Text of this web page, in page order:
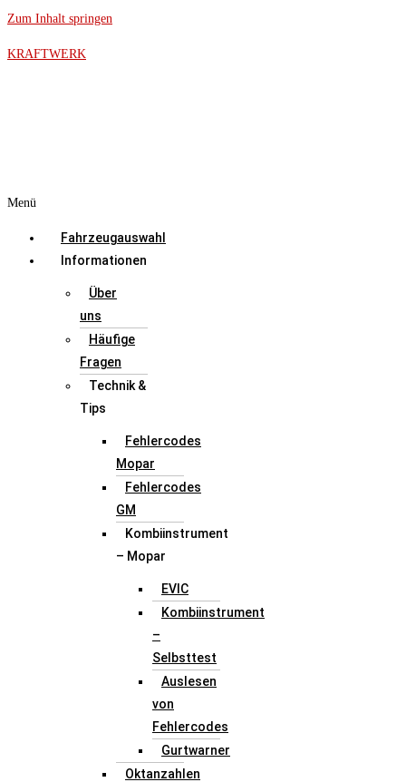
Zum Inhalt springen
KRAFTWERK
Menü
Fahrzeugauswahl
Informationen
Über
uns
Häufige
Fragen
Technik &
Tips
Fehlercodes
Mopar
Fehlercodes
GM
Kombiinstrument
– Mopar
EVIC
Kombiinstrument
–
Selbsttest
Auslesen
von
Fehlercodes
Gurtwarner
Oktanzahlen